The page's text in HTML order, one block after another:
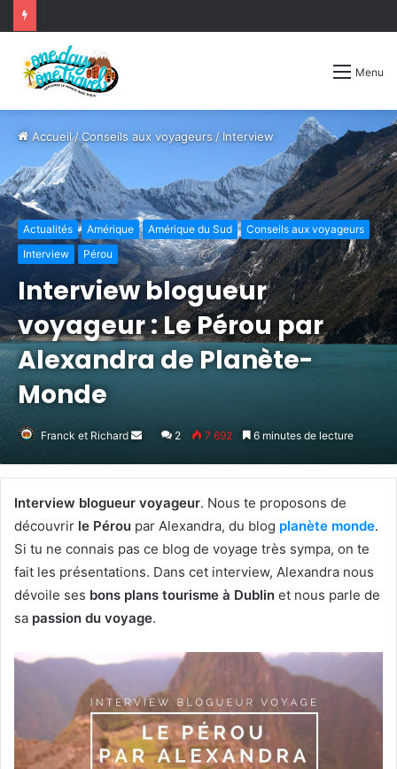
Menu
Accueil/Conseils aux voyageurs /Interview
Actualités Amérique Amérique du Sud
Conseils aux voyageurs
Interview
Pérou
Interview blogueur
voyageur : Le Pérou par
Alexandra de Planète-
Monde
Franck et Richard
Envoyer
courriel
2 7 692 6 minutes de lecture
Interview blogueur voyageur. Nous te proposons de
découvrir le Pérou par Alexandra, du blog planète monde.
Si tu ne connais pas ce blog de voyage très sympa, on te
fait les présentations. Dans cet interview, Alexandra nous
dévoile ses bons plans tourisme à Dublin et nous parle de
sa passion du voyage.